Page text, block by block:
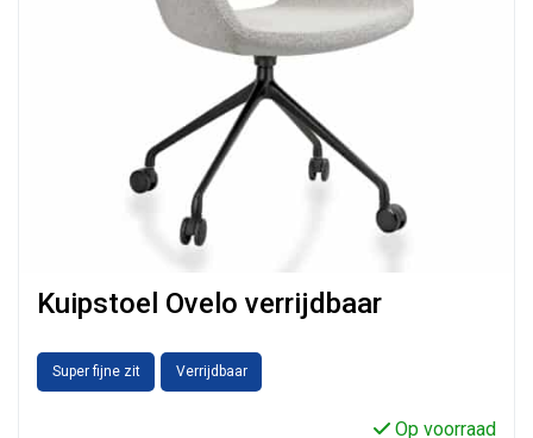
Kuipstoel Ovelo verrijdbaar
Super fijne zit Verrijdbaar
Op voorraad